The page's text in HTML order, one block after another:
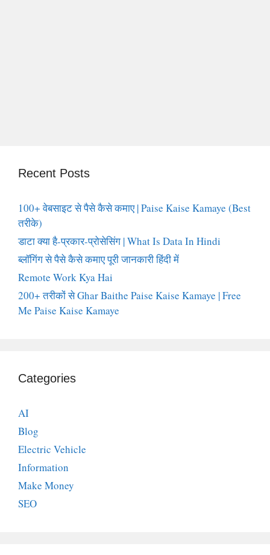
Recent Posts
100+ वेबसाइट से पैसे कैसे कमाए | Paise Kaise Kamaye (Best
तरीके)
डाटा क्या है-प्रकार-प्रोसेसिंग | What Is Data In Hindi
ब्लॉगिंग से पैसे कैसे कमाए पूरी जानकारी हिंदी में
Remote Work Kya Hai
200+ तरीकों से Ghar Baithe Paise Kaise Kamaye | Free
Me Paise Kaise Kamaye
Categories
AI
Blog
Electric Vehicle
Information
Make Money
SEO